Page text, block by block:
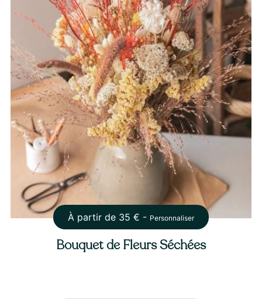
À partir de 35 € - Personnaliser
Bouquet de Fleurs Séchées